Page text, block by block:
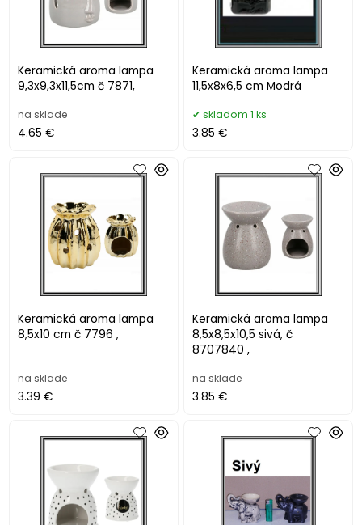
Keramická aroma lampa
9,3x9,3x11,5cm č 7871,
na sklade
4.65 €
Keramická aroma lampa
11,5x8x6,5 cm Modrá
skladom 1 ks
3.85 €
Keramická aroma lampa
8,5x10 cm č 7796 ,
na sklade
3.39 €
Keramická aroma lampa
8,5x8,5x10,5 sivá, č
8707840 ,
na sklade
3.85 €